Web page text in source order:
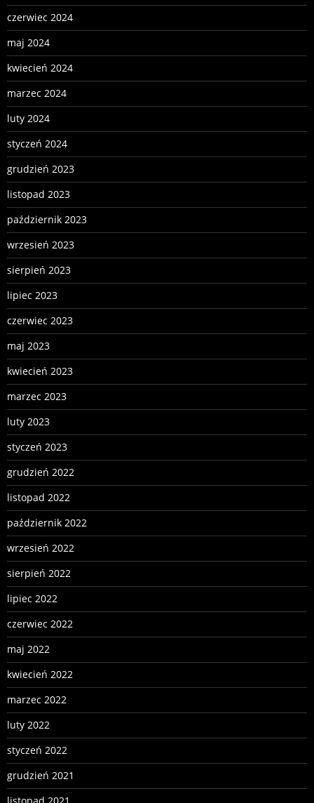
czerwiec 2024
maj 2024
kwiecień 2024
marzec 2024
luty 2024
styczeń 2024
grudzień 2023
listopad 2023
październik 2023
wrzesień 2023
sierpień 2023
lipiec 2023
czerwiec 2023
maj 2023
kwiecień 2023
marzec 2023
luty 2023
styczeń 2023
grudzień 2022
listopad 2022
październik 2022
wrzesień 2022
sierpień 2022
lipiec 2022
czerwiec 2022
maj 2022
kwiecień 2022
marzec 2022
luty 2022
styczeń 2022
grudzień 2021